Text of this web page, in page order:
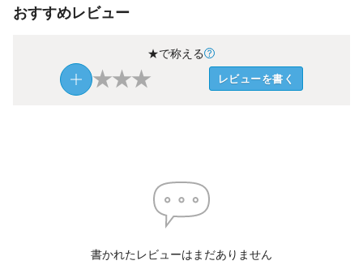
おすすめレビュー
★で称える
★★★ レビューを書く
書かれたレビューはまだありません